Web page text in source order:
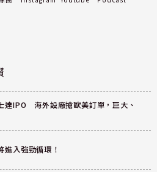
達IPO 海外設廠搶歐美訂單，巨大、
進入強勁循環！